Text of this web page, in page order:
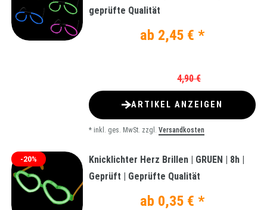
geprüfte Qualität
4,90 €
ab 2,45 € *
ARTIKEL ANZEIGEN
* inkl. ges. MwSt. zzgl. Versandkosten
-20%
Knicklichter Herz Brillen | GRUEN | 8h |
Geprüft | Geprüfte Qualität
ab 0,35 € *